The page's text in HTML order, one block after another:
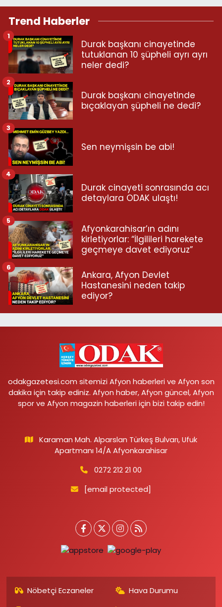
Trend Haberler
Durak başkanı cinayetinde
tutuklanan 10 şüpheli ayrı ayrı
neler dedi?
1
Durak başkanı cinayetinde
bıçaklayan şüpheli ne dedi?
2
Sen neymişsin be abi!
3
Durak cinayeti sonrasında acı
detaylara ODAK ulaştı!
4
Afyonkarahisar’ın adını
kirletiyorlar: “İlgilileri harekete
geçmeye davet ediyoruz”
5
Ankara, Afyon Devlet
Hastanesini neden takip
ediyor?
6
odakgazetesi.com sitemizi Afyon haberleri ve Afyon son
dakika için takip ediniz. Afyon haber, Afyon güncel, Afyon
spor ve Afyon magazin haberleri için bizi takip edin!
Karaman Mah. Alparslan Türkeş Bulvarı, Ufuk
Apartmanı 14/A Afyonkarahisar
0272 212 21 00
[email protected]
Nöbetçi Eczaneler
Hava Durumu